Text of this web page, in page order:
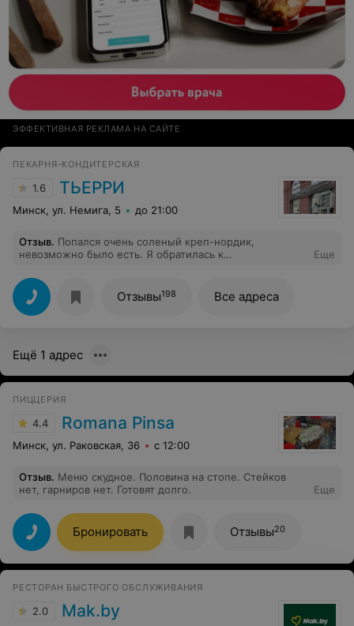
ЭФФЕКТИВНАЯ РЕКЛАМА НА САЙТЕ
ПЕКАРНЯ-КОНДИТЕРСКАЯ
1.6 ТЬЕРРИ
Минск, ул. Немига, 5 до 21:00
Отзыв. Попался очень соленый креп-нордик,
невозможно было есть. Я обратилась к
проблему и заменила. Выражаю свою благодарность
администратору Диане!
Еще
Отзывы198 Все адреса
Ещё 1 адрес
ПИЦЦЕРИЯ
4.4 Romana Pinsa
Минск, ул. Раковская, 36 с 12:00
Отзыв. Меню скудное. Половина на стопе. Стейков
нет, гарниров нет. Готовят долго.
Еще
Бронировать Отзывы20
РЕСТОРАН БЫСТРОГО ОБСЛУЖИВАНИЯ
2.0 Mak.by